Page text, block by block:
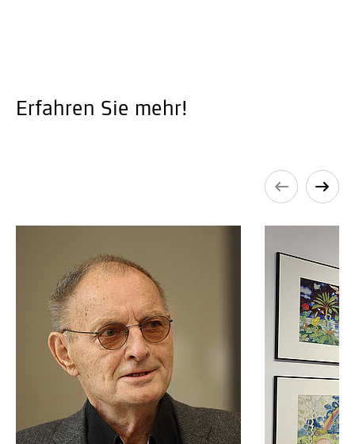
Erfahren Sie mehr!